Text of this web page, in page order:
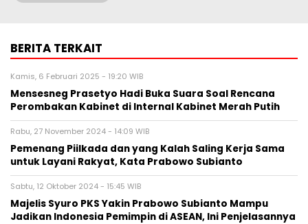
BERITA TERKAIT
Kamis, 6 Februari 2025 - 19:20 WIB
Mensesneg Prasetyo Hadi Buka Suara Soal Rencana
Perombakan Kabinet di Internal Kabinet Merah Putih
Rabu, 27 November 2024 - 14:09 WIB
Pemenang Piilkada dan yang Kalah Saling Kerja Sama
untuk Layani Rakyat, Kata Prabowo Subianto
Sabtu, 12 Oktober 2024 - 15:45 WIB
Majelis Syuro PKS Yakin Prabowo Subianto Mampu
Jadikan Indonesia Pemimpin di ASEAN, Ini Penjelasannya